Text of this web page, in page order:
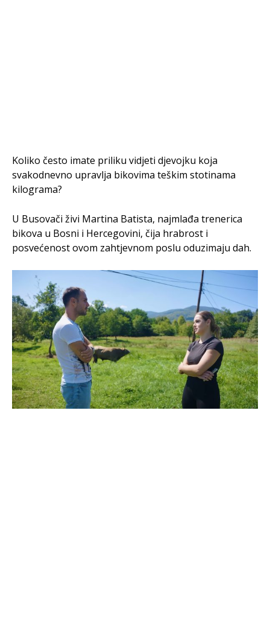
Koliko često imate priliku vidjeti djevojku koja
svakodnevno upravlja bikovima teškim stotinama
kilograma?
U Busovači živi Martina Batista, najmlađa trenerica
bikova u Bosni i Hercegovini, čija hrabrost i
posvećenost ovom zahtjevnom poslu oduzimaju dah.